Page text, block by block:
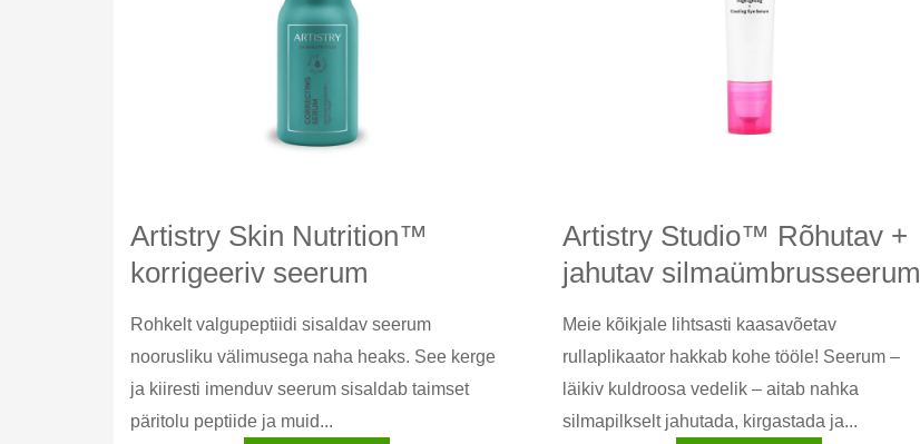
Artistry Skin Nutrition™
korrigeeriv seerum
Rohkelt valgupeptiidi sisaldav seerum
noorusliku välimusega naha heaks. See kerge
ja kiiresti imenduv seerum sisaldab taimset
päritolu peptiide ja muid...
Artistry Studio™ Rõhutav +
jahutav silmaümbrusseerum
Meie kõikjale lihtsasti kaasavõetav
rullaplikaator hakkab kohe tööle! Seerum –
läikiv kuldroosa vedelik – aitab nahka
silmapilkselt jahutada, kirgastada ja...